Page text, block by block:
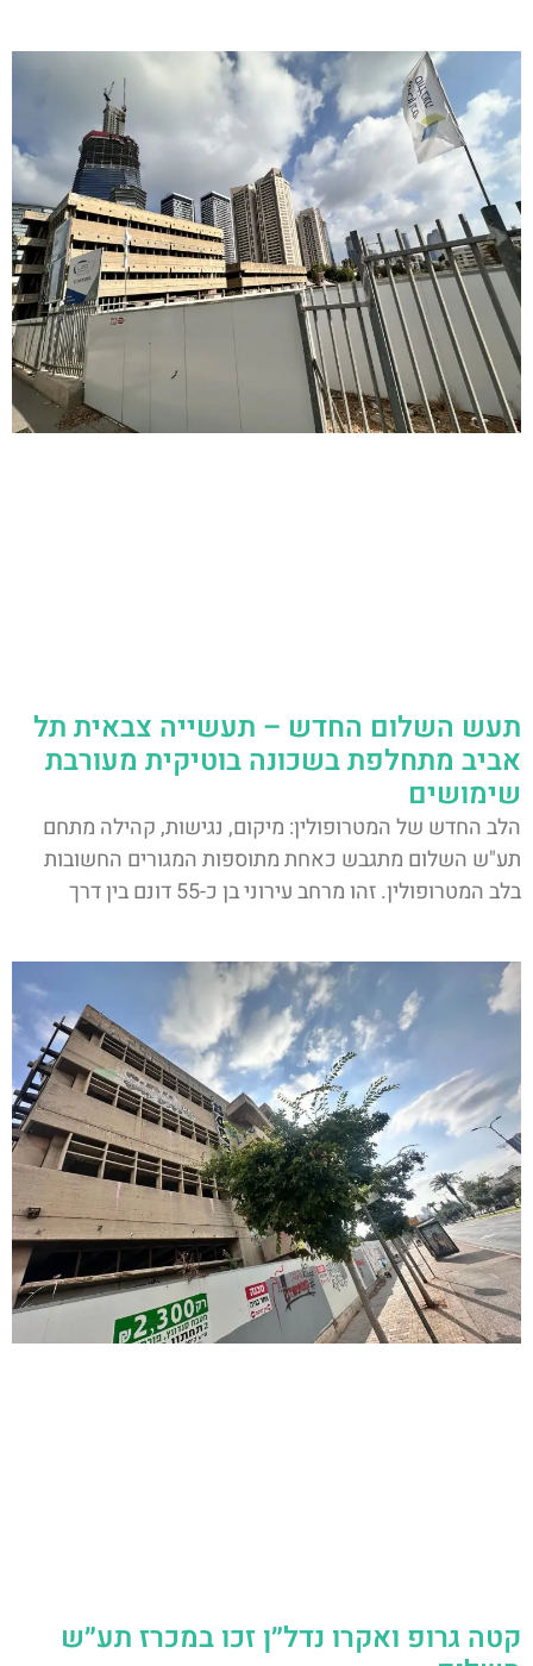
תעש השלום החדש – תעשייה צבאית תל
אביב מתחלפת בשכונה בוטיקית מעורבת
שימושים
הלב החדש של המטרופולין: מיקום, נגישות, קהילה מתחם
תע"ש השלום מתגבש כאחת מתוספות המגורים החשובות
בלב המטרופולין. זהו מרחב עירוני בן כ-55 דונם בין דרך
קטה גרופ ואקרו נדל״ן זכו במכרז תע״ש